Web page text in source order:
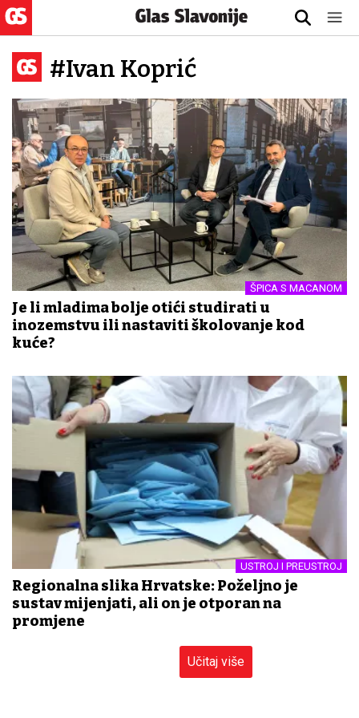
#Ivan Koprić
ŠPICA S MACANOM
Je li mladima bolje otići studirati u
inozemstvu ili nastaviti školovanje kod
kuće?
USTROJ I PREUSTROJ
Regionalna slika Hrvatske: Poželjno je
sustav mijenjati, ali on je otporan na
promjene
Učitaj više